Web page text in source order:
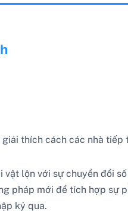
thích cách các nhà
lộn với sự chuyển đổi
pháp mới để tích hợp sự
kỷ qua.